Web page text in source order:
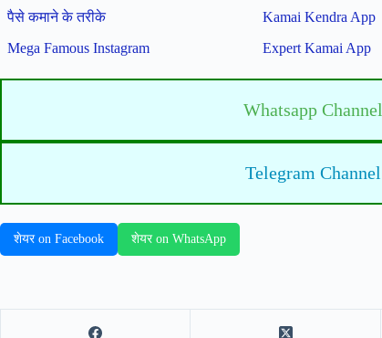
पैसे कमाने के तरीके
Kamai Kendra App
Mega Famous Instagram
Expert Kamai App
Whatsapp Channel
Telegram Channel
शेयर on Facebook शेयर on WhatsApp